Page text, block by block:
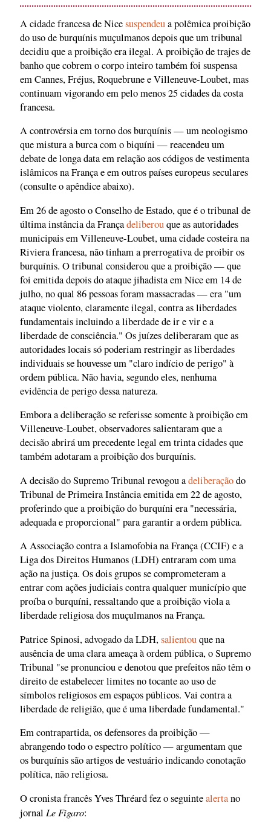
A cidade francesa de Nicesuspendeua polêmica proibição
do uso de burquínis muçulmanos depois que um tribunal
decidiu que a proibição era ilegal. A proibição de trajes de
banho que cobrem o corpo inteiro também foi suspensa
em Cannes, Fréjus, Roquebrune e Villeneuve-Loubet, mas
continuam vigorando em pelo menos 25 cidades da costa
francesa.
A controvérsia em torno dos burquínis — um neologismo
que mistura a burca com o biquíni — reacendeu um
debate de longa data em relação aos códigos de vestimenta
islâmicos na França e em outros países europeus seculares
(consulte o apêndice abaixo).
Em 26 de agosto o Conselho de Estado, que é o tribunal de
última instância da Françadeliberouque as autoridades
municipais em Villeneuve-Loubet, uma cidade costeira na
Riviera francesa, não tinham a prerrogativa de proibir os
burquínis. O tribunal considerou que a proibição — que
foi emitida depois do ataque jihadista em Nice em 14 de
julho, no qual 86 pessoas foram massacradas — era "um
ataque violento, claramente ilegal, contra as liberdades
fundamentais incluindo a liberdade de ir e vir e a
liberdade de consciência." Os juízes deliberaram que as
autoridades locais só poderiam restringir as liberdades
individuais se houvesse um "claro indício de perigo" à
ordem pública. Não havia, segundo eles, nenhuma
evidência de perigo dessa natureza.
Embora a deliberação se referisse somente à proibição em
Villeneuve-Loubet, observadores salientaram que a
decisão abrirá um precedente legal em trinta cidades que
também adotaram a proibição dos burquínis.
A decisão do Supremo Tribunal revogou adeliberaçãodo
Tribunal de Primeira Instância emitida em 22 de agosto,
proferindo que a proibição do burquíni era "necessária,
adequada e proporcional" para garantir a ordem pública.
A Associação contra a Islamofobia na França (CCIF) e a
Liga dos Direitos Humanos (LDH) entraram com uma
ação na justiça. Os dois grupos se comprometeram a
entrar com ações judiciais contra qualquer município que
proíba o burquíni, ressaltando que a proibição viola a
liberdade religiosa dos muçulmanos na França.
Patrice Spinosi, advogado da LDH,salientouque na
ausência de uma clara ameaça à ordem pública, o Supremo
Tribunal "se pronunciou e denotou que prefeitos não têm o
direito de estabelecer limites no tocante ao uso de
símbolos religiosos em espaços públicos. Vai contra a
liberdade de religião, que é uma liberdade fundamental."
Em contrapartida, os defensores da proibição —
abrangendo todo o espectro político — argumentam que
os burquínis são artigos de vestuário indicando conotação
política, não religiosa.
O cronista francês Yves Thréard fez o seguintealertano
jornal Le Figaro: